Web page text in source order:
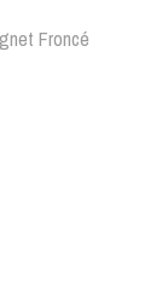
Froncé